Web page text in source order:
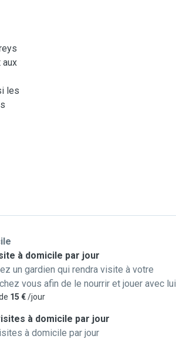
aux
les
à domicile par jour
un gardien qui rendra visite à votre
vous afin de le nourrir et jouer avec lui
15 €/jour
à domicile par jour
à domicile par jour